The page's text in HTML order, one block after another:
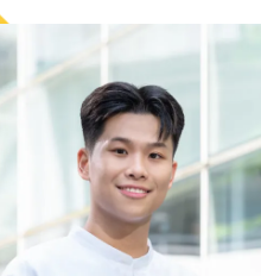
學歷程度
學士學位
證書
其他課程
應用學習課程
社群培訓計劃
其他專業課程
專業考試及認可
學徒及其他訓練計劃
劃